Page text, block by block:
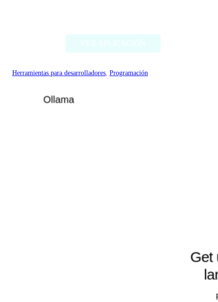
Herramientas para desarrolladores, Programación